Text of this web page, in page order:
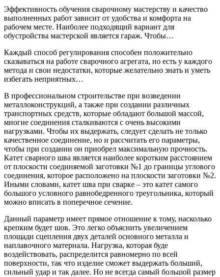
Эффективность обучения сварочному мастерству и качество
выполненных работ зависит от удобства и комфорта на
рабочем месте. Наиболее подходящий вариант для
обустройства мастерской является гараж. Чтобы…
Каждый способ регулирования способен положительно
сказываться на работе сварочного агрегата, но есть у каждого
метода и свои недостатки, которые желательно знать и уметь
избегать неприятных…
В профессиональном строительстве при возведении
металлоконструкций, а также при создании различных
транспортных средств, которые обладают большой массой,
многие соединения сталкиваются с очень высокими
нагрузками. Чтобы их выдержать, следует сделать не только
качественное соединение, но и рассчитать его параметры,
чтобы при создании он приобрел максимальную прочность.
Катет сварного шва является наиболее коротким расстоянием
от плоскости соединяемой заготовки №1 до границы углового
соединения, которое расположено на плоскости заготовки №2.
Иными словами, катет шва при сварке – это катет самого
большого условного равнобедренного треугольника, который
можно вписать в поперечное сечение.
Данный параметр имеет прямое отношение к тому, насколько
крепким будет шов. Это легко объяснить увеличением
площади сцепления двух деталей основного металла и
наплавочного материала. Нагрузка, которая буде
воздействовать, распределится равномерно по всей
поверхности, так что изделие сможет выдержать больший,
сильный удар и так далее. Но не всегда самый большой размер